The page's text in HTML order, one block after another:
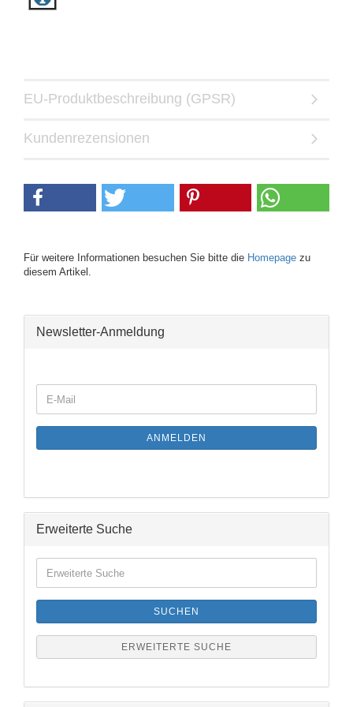
EU-Produktbeschreibung (GPSR)
Kundenrezensionen
Für weitere Informationen besuchen Sie bitte die Homepage zu
diesem Artikel.
Newsletter-Anmeldung
ZUR
E-
Mail
ANMELDEN
Erweiterte Suche
Suche
SUCHEN
ERWEITERTE SUCHE